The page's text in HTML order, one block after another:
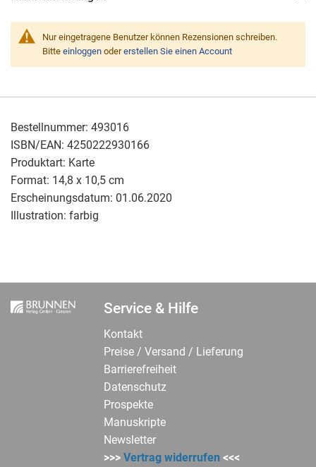
Bestellnummer: 493016
ISBN/EAN: 4250222930166
Produktart: Karte
Format: 14,8 x 10,5 cm
Erscheinungsdatum: 01.06.2020
Illustration: farbig
Nur eingetragene Benutzer können Rezensionen schreiben.
Bitte einloggen odererstellen Sie einen Account
Service & Hilfe
Kontakt
Preise / Versand / Lieferung
Barrierefreiheit
Datenschutz
Prospekte
Manuskripte
Newsletter
>>>Vertrag widerrufen <<<